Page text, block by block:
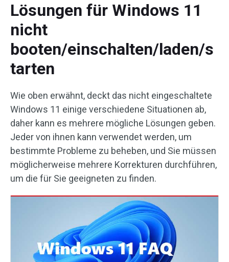
Lösungen für Windows 11
nicht
booten/einschalten/laden/s
tarten
Wie oben erwähnt, deckt das nicht eingeschaltete
Windows 11 einige verschiedene Situationen ab,
daher kann es mehrere mögliche Lösungen geben.
Jeder von ihnen kann verwendet werden, um
bestimmte Probleme zu beheben, und Sie müssen
möglicherweise mehrere Korrekturen durchführen,
um die für Sie geeigneten zu finden.